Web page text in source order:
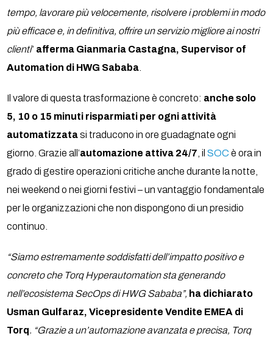
tempo, lavorare più velocemente, risolvere i problemi in modo
più efficace e, in definitiva, offrire un servizio migliore ai nostri
clienti” afferma Gianmaria Castagna, Supervisor of
Automation di HWG Sababa
Il valore di questa trasformazione è concreto: anche solo
5, 10 o 15 minuti risparmiati per ogni attività
automatizzatasi traducono in ore guadagnate ogni
giorno. Grazie all’automazione attiva 24/7 , ilSOC è ora in
grado di gestire operazioni critiche anche durante la notte,
nei weekend o nei giorni festivi – un vantaggio fondamentale
per le organizzazioni che non dispongono di un presidio
continuo.
“Siamo estremamente soddisfatti dell’impatto positivo e
concreto che Torq Hyperautomation sta generando
nell’ecosistema SecOps di HWG Sababa”, ha dichiarato
Usman Gulfaraz, Vicepresidente Vendite EMEA di
Torq. “Grazie a un’automazione avanzata e precisa, Torq